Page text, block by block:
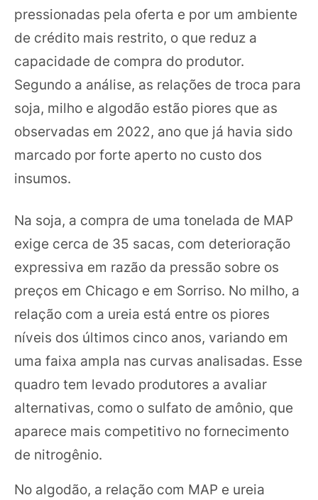
pressionadas pela oferta e por um ambiente
de crédito mais restrito, o que reduz a
capacidade de compra do produtor.
Segundo a análise, as relações de troca para
soja, milho e algodão estão piores que as
observadas em 2022, ano que já havia sido
marcado por forte aperto no custo dos
insumos.
Na soja, a compra de uma tonelada de MAP
exige cerca de 35 sacas, com deterioração
expressiva em razão da pressão sobre os
preços em Chicago e em Sorriso. No milho, a
relação com a ureia está entre os piores
níveis dos últimos cinco anos, variando em
uma faixa ampla nas curvas analisadas. Esse
quadro tem levado produtores a avaliar
alternativas, como o sulfato de amônio, que
aparece mais competitivo no fornecimento
de nitrogênio.
No algodão, a relação com MAP e ureia